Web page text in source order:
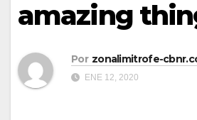
amazing
Por zonalimitrofe-
ENE 12, 2020